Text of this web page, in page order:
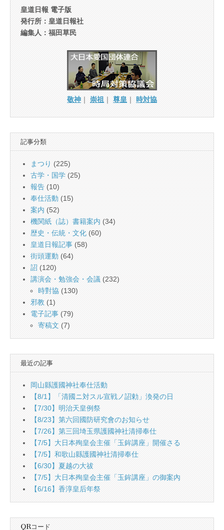
皇道日報 電子版
発行所：皇道日報社
編集人：福田草民
敬神 ｜ 崇祖 ｜ 尊皇 ｜ 時対協
記事分類
まつり (225)
古学・国学 (25)
報告 (10)
奉仕活動 (15)
案内 (52)
機関紙（誌）書籍案内 (34)
歴史・伝統・文化 (60)
皇道日報記事 (58)
街頭運動 (64)
詔 (120)
講演会・勉強会・会議 (232)
時對協 (130)
邪教 (1)
電子記事 (79)
寄稿文 (7)
最近の記事
岡山縣護國神社奉仕活動
【8/1】「清國ニ対スル宣戦ノ詔勅」渙発の日
【7/30】明治天皇例祭
【8/23】第六回國防研究會のお知らせ
【7/26】第三回埼玉県護國神社清掃奉仕
【7/5】大日本殉皇会主催「玉鉾講座」開催さる
【7/5】和歌山縣護國神社清掃奉仕
【6/30】夏越の大祓
【7/5】大日本殉皇会主催「玉鉾講座」の御案內
【6/16】香淳皇后年祭
QRコード